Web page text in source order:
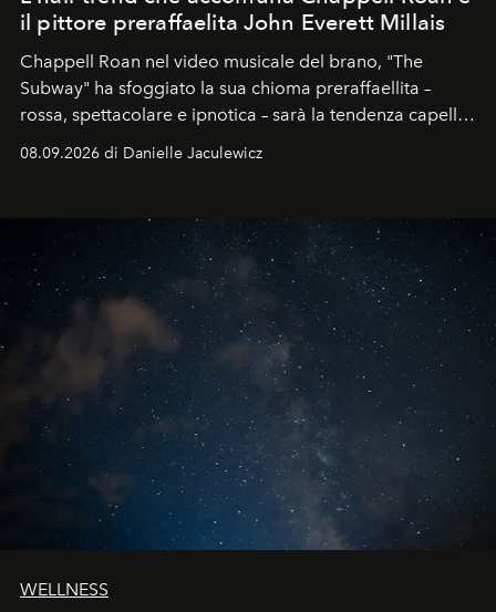
il pittore preraffaelita John Everett Millais
Chappell Roan nel video musicale del brano, "The
Subway" ha sfoggiato la sua chioma preraffaellita –
rossa, spettacolare e ipnotica – sarà la tendenza capelli
dell'autunno?
08.09.2026 di Danielle Jaculewicz
WELLNESS